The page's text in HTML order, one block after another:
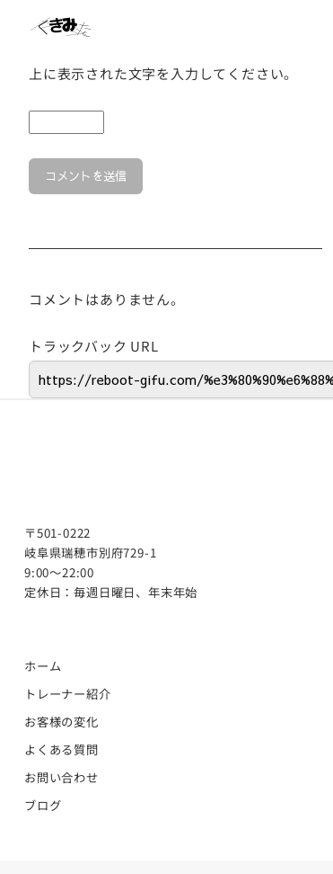
上に表示された文字を入力してください。
コメントはありません。
トラックバック URL
〒501-0222
岐阜県瑞穂市別府729-1
9:00～22:00
定休日：毎週日曜日、年末年始
ホーム
トレーナー紹介
お客様の変化
よくある質問
お問い合わせ
ブログ